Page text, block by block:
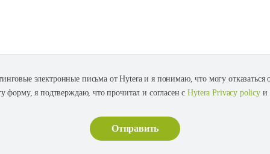
электронные письма от Hytera и я понимаю, что могу
форму, я подтверждаю, что прочитал и согласен сHytera Privacy policy и